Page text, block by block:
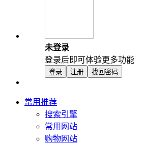
未登录
登录后即可体验更多功能
登录 注册 找回密码
常用推荐
搜索引擎
常用网站
购物网站